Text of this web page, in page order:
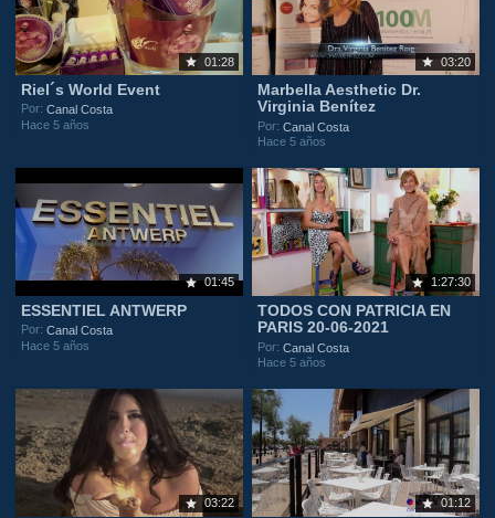
01:28
Riel´s World Event
Por:Canal Costa
Hace 5 años
03:20
Marbella Aesthetic Dr.
Virginia Benítez
Por:Canal Costa
Hace 5 años
01:45
ESSENTIEL ANTWERP
Por:Canal Costa
Hace 5 años
1:27:30
TODOS CON PATRICIA EN
PARIS 20-06-2021
Por:Canal Costa
Hace 5 años
03:22 01:12